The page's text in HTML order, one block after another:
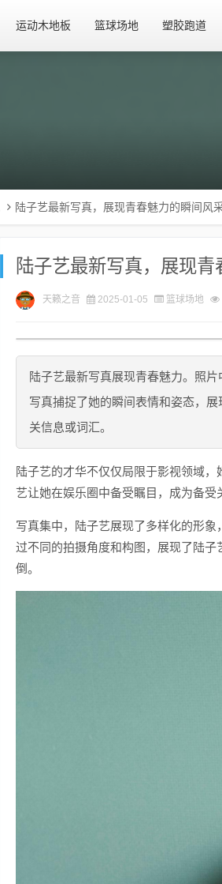
运动木地板 篮球场地 塑胶跑道
陆子艺最新写真，展现青春魅力的瞬间风
陆子艺最新写真，展现
天籁之音 2025-01-05 篮球场地
陆子艺最新写真展现青春魅力。照
写真捕捉了她的瞬间表情和姿态，
关信息或词汇。
陆子艺的才华不仅仅局限于影视领域
艺让她在娱乐圈中备受瞩目，成为备受
写真集中，陆子艺展现了多样化的形
过不同的拍摄角度和构图，展现了陆
倒。